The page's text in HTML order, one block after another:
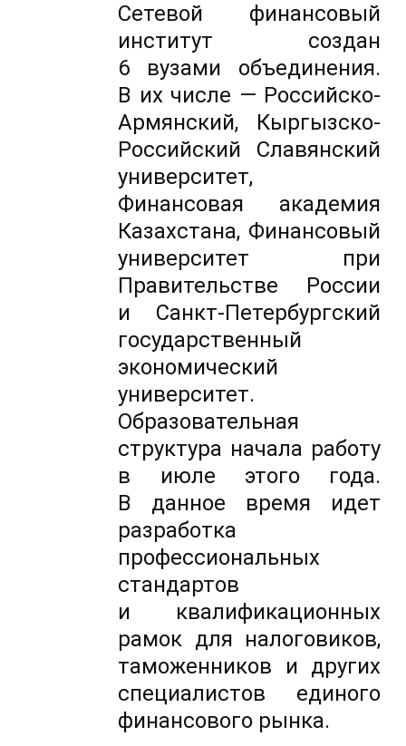
Сетевой финансовый
институт создан
6 вузами объединения.
В их числе — Российско-
Армянский, Кыргызско-
Российский Славянский
университет,
Финансовая академия
Казахстана, Финансовый
университет при
Правительстве России
и Санкт-Петербургский
государственный
экономический
университет.
Образовательная
структура начала работу
в июле этого года.
В данное время идет
разработка
профессиональных
стандартов
и квалификационных
рамок для налоговиков,
таможенников и других
специалистов единого
финансового рынка.